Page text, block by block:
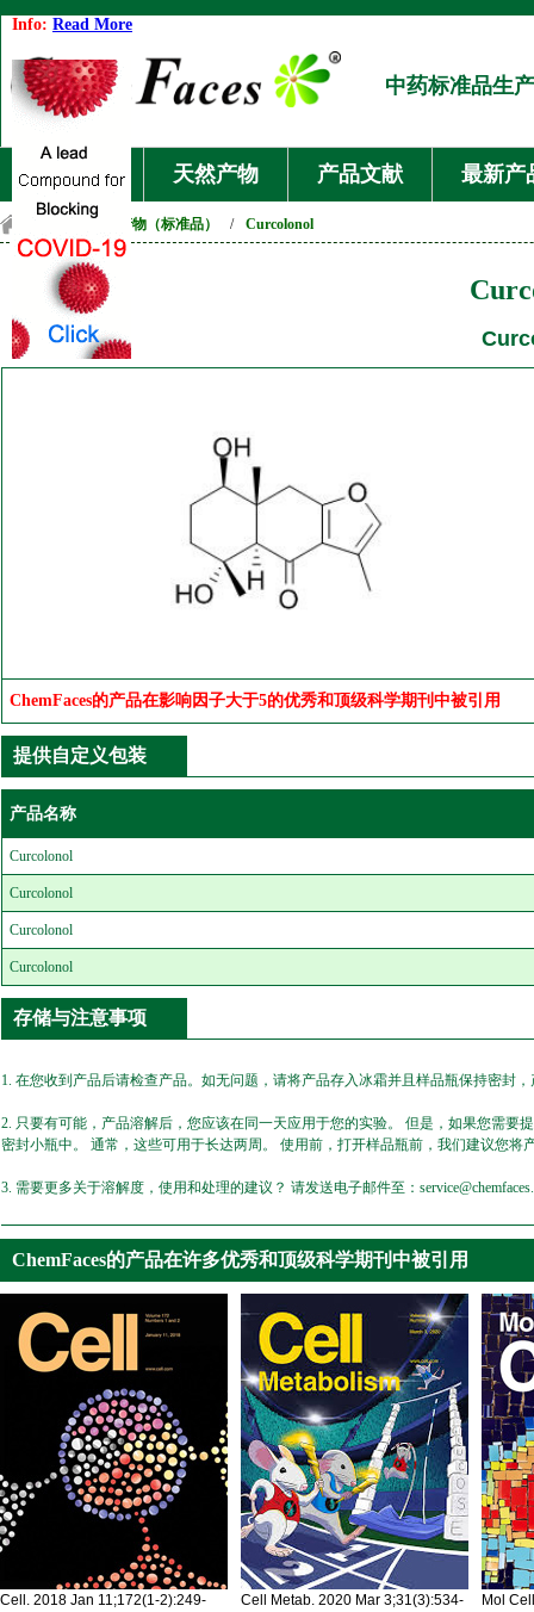
Info: Read More
中药标准品生
首页 天然产物 产品文献 最新产
天然产物（标准品） / Curcolonol
ChemFaces的产品在影响因子大于5的优秀和顶级科学期刊中被引用
提供自定义包装
产品名称
Curcolonol
Curcolonol
Curcolonol
Curcolonol
存储与注意事项
1. 在您收到产品后请检查产品。如无问题，请将产品存入冰霜并且样品瓶保持密封
2. 只要有可能，产品溶解后，您应该在同一天应用于您的实验。 但是，如果您需
密封小瓶中。 通常，这些可用于长达两周。 使用前，打开样品瓶前，我们建议您将
3. 需要更多关于溶解度，使用和处理的建议？ 请发送电子邮件至：
ChemFaces的产品在许多优秀和顶级科学期刊中被引用
Cell. 2018 Jan 11;172(1-2):249-
Cell Metab. 2020 Mar 3;31(3):534-
Mol